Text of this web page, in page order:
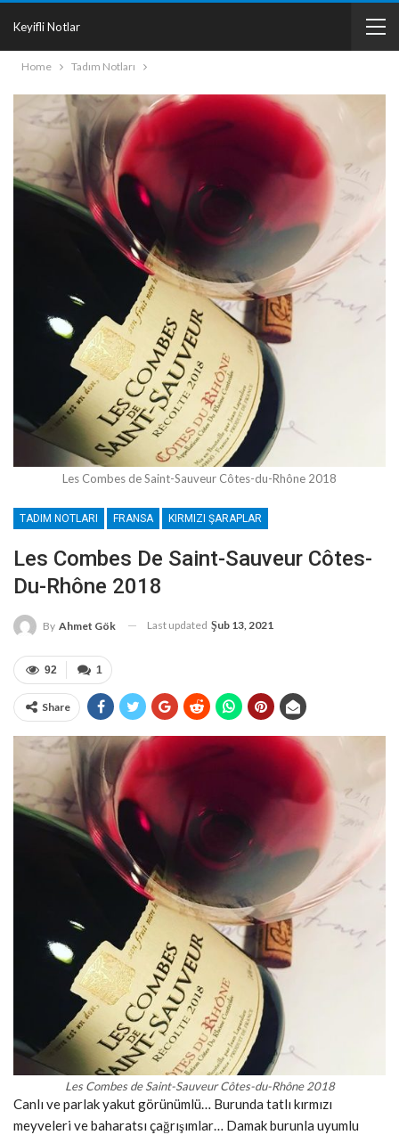
Keyifli Notlar
Home Tadım Notları
Les Combes de Saint-Sauveur Côtes-du-Rhône 2018
TADIM NOTLARI FRANSA KIRMIZI ŞARAPLAR
Les Combes De Saint-Sauveur Côtes-
Du-Rhône 2018
By Ahmet Gök Last updated Şub 13, 2021
1
92
Share
Les Combes de Saint-Sauveur Côtes-du-Rhône 2018
Canlı ve parlak yakut görünümlü… Burunda tatlı kırmızı
meyveleri ve baharatsı çağrışımlar… Damak burunla uyumlu